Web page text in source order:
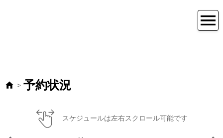
> 予約状況
スケジュールは左右スクロール可能です